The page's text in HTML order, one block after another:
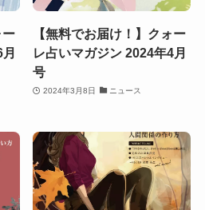
ー
【無料でお届け！】クォー
レ占いマガジン 2024年4月
号
2024年3月8日 ニュース